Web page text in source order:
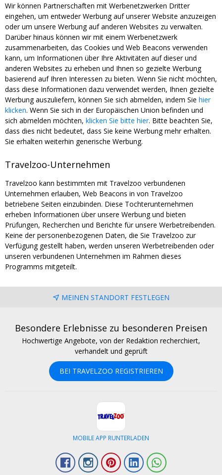
Wir können Partnerschaften mit Werbenetzwerken Dritter
eingehen, um entweder Werbung auf unserer Website anzuzeigen
oder um unsere Werbung auf anderen Websites zu verwalten.
Darüber hinaus können wir mit einem Werbenetzwerk
zusammenarbeiten, das Cookies und Web Beacons verwenden
kann, um Informationen über Ihre Aktivitäten auf dieser und
anderen Websites zu erheben und Ihnen so gezielte Werbung
basierend auf Ihren Interessen zu bieten. Wenn Sie nicht möchten,
dass diese Informationen dazu verwendet werden, Ihnen gezielte
Werbung auszuliefern, können Sie sich abmelden, indem Sie hier
klicken. Wenn Sie sich in der Europäischen Union befinden und
sich abmelden möchten, klicken Sie bitte hier. Bitte beachten Sie,
dass dies nicht bedeutet, dass Sie keine Werbung mehr erhalten.
Sie erhalten weiterhin generische Werbung.
Travelzoo-Unternehmen
Travelzoo kann bestimmten mit Travelzoo verbundenen
Unternehmen erlauben, Web Beacons in von Travelzoo
betriebene Seiten einzubinden. Diese Tochterunternehmen
erheben Informationen über unsere Werbung und bieten
Prüfungen, Recherchen und Berichte für unsere Werbetreibenden.
Keine der personenbezogenen Daten, die Sie Travelzoo zur
Verfügung gestellt haben, werden unseren Werbetreibenden oder
unseren verbundenen Unternehmen im Rahmen dieses
Programms mitgeteilt.
MEINEN STANDORT FESTLEGEN
Besondere Erlebnisse zu besonderen Preisen
Hochwertige Angebote, von der Redaktion recherchiert,
verhandelt und geprüft
BEI TRAVELZOO REGISTRIEREN
MOBILE APP RUNTERLADEN
FacebookInstagramPinterestLinkedIn